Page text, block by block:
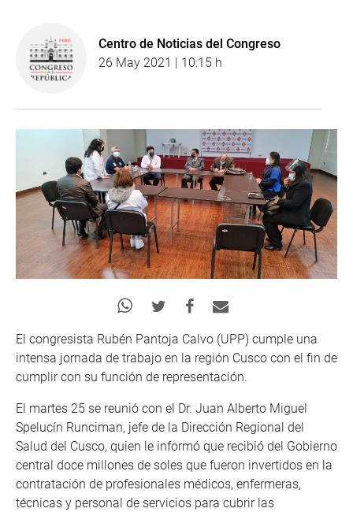
Centro de Noticias del Congreso
26 May 2021 | 10:15 h
El congresista Rubén Pantoja Calvo (UPP) cumple una
intensa jornada de trabajo en la región Cusco con el fin de
cumplir con su función de representación.
El martes 25 se reunió con el Dr. Juan Alberto Miguel
Spelucín Runciman, jefe de la Dirección Regional del
Salud del Cusco, quien le informó que recibió del Gobierno
central doce millones de soles que fueron invertidos en la
contratación de profesionales médicos, enfermeras,
técnicas y personal de servicios para cubrir las